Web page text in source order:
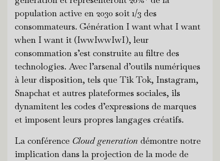
population active en 2030 soit 1/3 des
consommateurs. Génération I want what I want
when I want it (IwwIwwIwI), leur
consommation s’est construite au filtre des
technologies. Avec l’arsenal d’outils numériques
à leur disposition, tels que Tik Tok, Instagram,
Snapchat et autres plateformes sociales, ils
dynamitent les codes d’expressions de marques
et imposent leurs propres langages créatifs.
La conférence Cloud generation démontre notre
implication dans la projection de la mode de